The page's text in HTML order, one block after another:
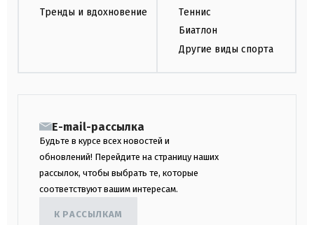
Тренды и вдохновение
Теннис
Биатлон
Другие виды спорта
E-mail-рассылка
Будьте в курсе всех новостей и
обновлений! Перейдите на страницу наших
рассылок, чтобы выбрать те, которые
соответствуют вашим интересам.
К РАССЫЛКАМ